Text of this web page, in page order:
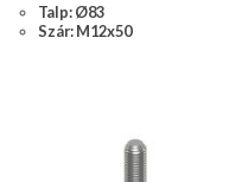
Talp: Ø83
Szár: M12x50